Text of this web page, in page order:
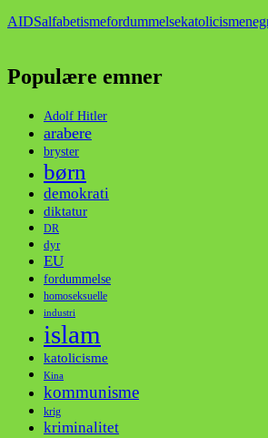
AIDSalfabetismefordummelsekatolicisme
Populære emner
Adolf Hitler
arabere
bryster
børn
demokrati
diktatur
DR
dyr
EU
fordummelse
homoseksuelle
industri
islam
katolicisme
Kina
kommunisme
krig
kriminalitet